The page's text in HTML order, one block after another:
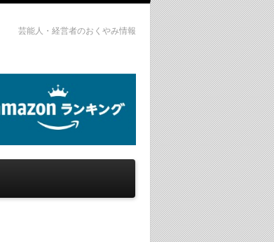
芸能人・経営者のおくやみ情報